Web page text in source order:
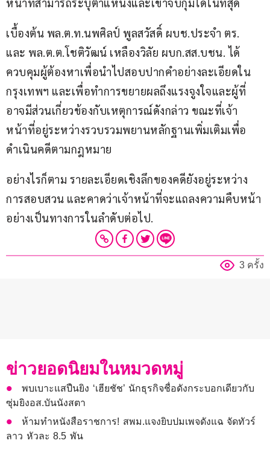
หน้าที่สามารถระบุตำแหน่งและเข้าจับกุมได้ในที่สุด
เบื้องต้น พล.ต.ท.นพศิลป์ พูลสวัสดิ์ ผบช.ประจำ ตร.
และ พล.ต.ต.โชติวัฒน์ เหลืองวิลัย ผบก.สส.บชน. ได้
ควบคุมผู้ต้องหาเพื่อนำไปสอบปากคำอย่างละเอียดใน
กรุงเทพฯ และเพื่อทำการขยายผลถึงแรงจูงใจและผู้ที่
อาจมีส่วนเกี่ยวข้องกับเหตุการณ์ดังกล่าว ขณะที่เจ้า
หน้าที่อยู่ระหว่างรวบรวมพยานหลักฐานเพิ่มเติมเพื่อ
ดำเนินคดีตามกฎหมาย
อย่างไรก็ตาม รายละเอียดเชิงลึกของคดียังอยู่ระหว่าง
การสอบสวน และคาดว่าเจ้าหน้าที่จะแถลงความคืบหน้า
อย่างเป็นทางการในลำดับต่อไป.
3 ครั้ง
ข่าวยอดนิยมในหมวดหมู่
พบเบาะแสปืนยิง ‘เฮียชัช’ นักธุรกิจชื่อดังกระบอกเดียวกับ
ซุ่มยิงอส.บันนังสตา
ห้ามทำหนังสือราชการ! สพม.แจงยิบปมเพจดังแฉ จัดทัวร์
ลาว หัวละ 8.5 พัน